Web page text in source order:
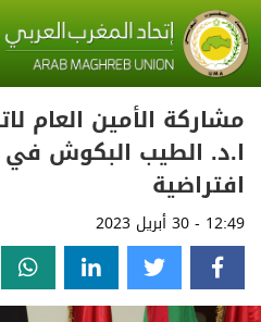
مشاركة الأمين العام
ا.د. الطيب البكوش في
افتراضية
12:49 - 30 أبريل 2023